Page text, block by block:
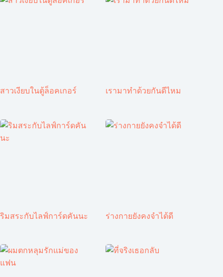
สาวเงียบในตู้ล็อคเกอร์ เรามาทำด้วยกันดีไหม
ริมสระกับไลฟ์การ์ดคันนะ ร่างกายยังคงจำได้ดี